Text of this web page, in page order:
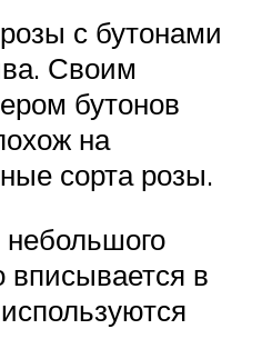
с бутонами
Своим
бутонов
на
сорта розы.
небольшого
вписывается в